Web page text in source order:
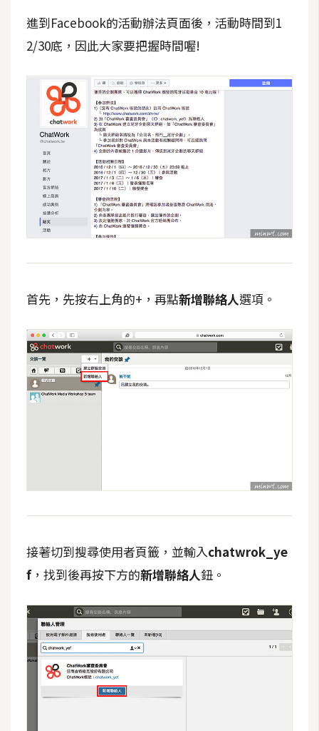
進到Facebook的活動辦法頁面後，活動時間到1
2/30底，因此大家要把握時間喔!
首先，先按右上角的+，再點新增聯絡人選項。
接著切到搜尋使用者頁籤，並輸入chatwrok_ye
f，找到後再按下方的新增聯絡人鈕。